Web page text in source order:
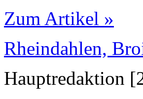
Zum Artikel »
Rheindahlen,
Hauptredaktion